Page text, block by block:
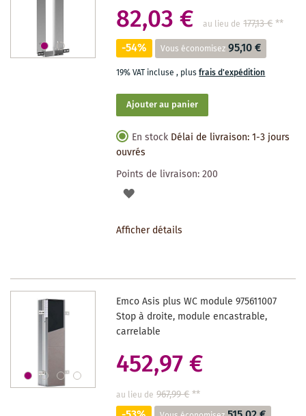
82,03 € au lieu de 177,13 €**
-54% Vous économisez 95,10 €
19% VAT incluse, plusfrais d'expédition
Ajouter au panier
En stock Délai de livraison: 1-3 jours
ouvrés
Points de livraison:200
AJOUTER
SOUHAITS
Afficher détails
Emco Asis plus WC module 975611007
Stop à droite, module encastrable,
carrelable
452,97 €
au lieu de 967,99 €**